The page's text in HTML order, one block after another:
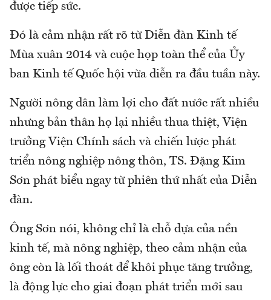
được tiếp sức.
Đó là cảm nhận rất rõ từ Diễn đàn Kinh tế
Mùa xuân 2014 và cuộc họp toàn thể của Ủy
ban Kinh tế Quốc hội vừa diễn ra đầu tuần này.
Người nông dân làm lợi cho đất nước rất nhiều
nhưng bản thân họ lại nhiều thua thiệt, Viện
trưởng Viện Chính sách và chiến lược phát
triển nông nghiệp nông thôn, TS. Đặng Kim
Sơn phát biểu ngay từ phiên thứ nhất của Diễn
đàn.
Ông Sơn nói, không chỉ là chỗ dựa của nền
kinh tế, mà nông nghiệp, theo cảm nhận của
ông còn là lối thoát để khôi phục tăng trưởng,
là động lực cho giai đoạn phát triển mới sau